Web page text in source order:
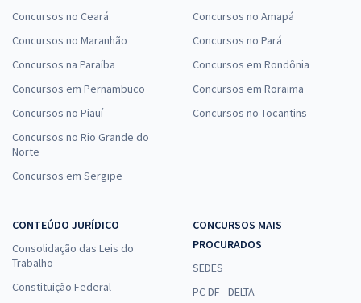
Concursos no Ceará
Concursos no Maranhão
Concursos na Paraíba
Concursos em Pernambuco
Concursos no Piauí
Concursos no Rio Grande do
Norte
Concursos em Sergipe
Concursos no Amapá
Concursos no Pará
Concursos em Rondônia
Concursos em Roraima
Concursos no Tocantins
CONTEÚDO JURÍDICO
Consolidação das Leis do
Trabalho
Constituição Federal
CONCURSOS MAIS
PROCURADOS
SEDES
PC DF - DELTA